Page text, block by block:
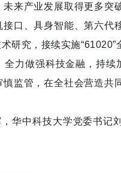
来产业发展取得更多突
口、具身智能、第六代
研究，接续实施
力做强科技金融，持续
监管，在全社会营造共
中科技大学党委书记